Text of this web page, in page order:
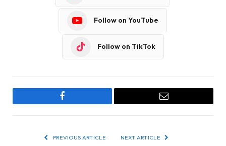
Follow on YouTube
Follow on TikTok
Facebook Email
PREVIOUS ARTICLE NEXT ARTICLE